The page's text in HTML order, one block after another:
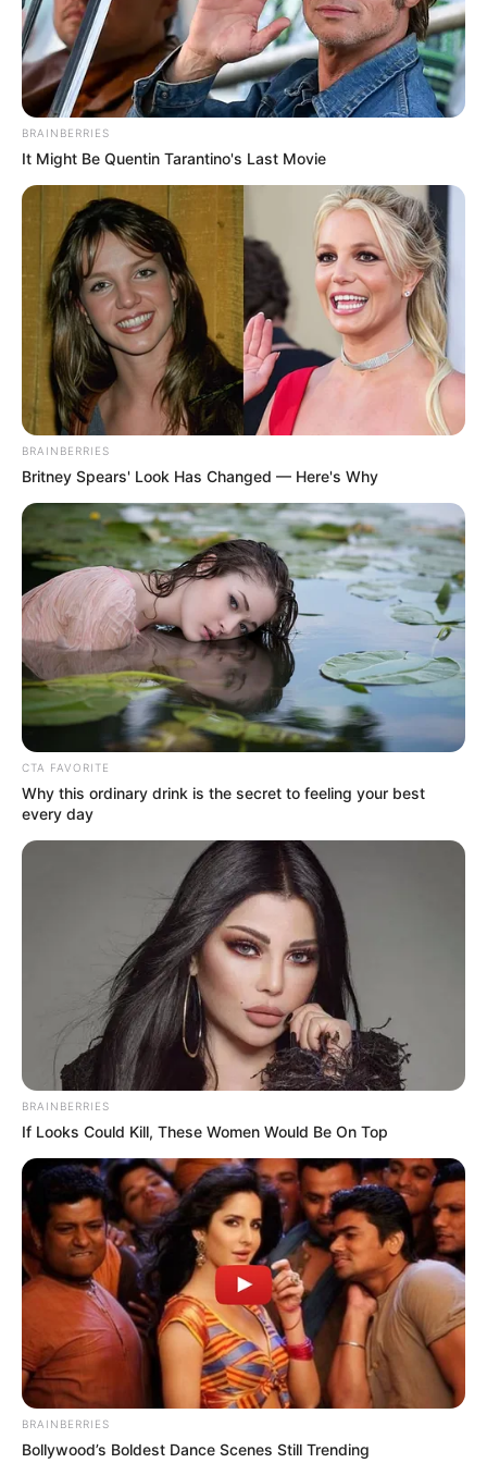
ΔΗΜΟΦΙΛΗ ΑΡΘΡΑ
Ανοιχτή επιστολή προς τον Πρόεδρο της
Τουρκικής Δημοκρατίας Ρ. Τ. Ερντογάν
ΑΠΟ ΣΗΜΕΡΑ ΤΙΠΟΤΑ ΔΕΝ
ΕΙΝΑΙ ΙΔΙΟ. ΕΝΕΡΓΟΠΟΙΗΣΗ
ΙΧΩΡ. ΤΑ ΣΗΜΑΔΙΑ ΕΜΦΑΝΗ,
Το Κογκρέσο υπονοεί ότι τα
UFO δεν έχουν ανθρώπινη
προέλευση
Το πετσόκομα των “Ellinika
Ο «Μαύρος Ιππότης» ο
εξωγήινος δορυφόρος σε
τροχιά γύρω από τη Γη...
Ο Βαρθολομαίος μας δείχνει ότι η ίδια η
εκκλησία είναι με τον...
Τρίτη, 4 Οκτωβρίου 2022, 11:11
Ο Βαρθολομαίος μας δείχνει ότι...
BRAINBERRIES
It Might Be Quentin Tarantino's Last Movie
BRAINBERRIES
Britney Spears' Look Has Changed — Here's Why
CTA FAVORITE
Why this ordinary drink is the secret to feeling your best
every day
BRAINBERRIES
If Looks Could Kill, These Women Would Be On Top
BRAINBERRIES
Bollywood’s Boldest Dance Scenes Still Trending